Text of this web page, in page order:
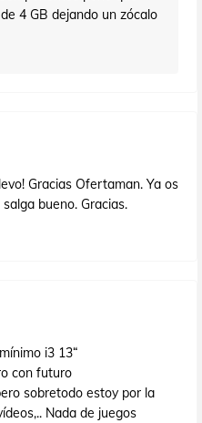
4 GB dejando un zócalo
Gracias Ofertaman. Ya os
bueno. Gracias.
i3 13“
con futuro
sobretodo estoy por la
Nada de juegos